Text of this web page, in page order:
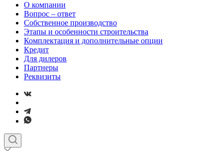
О компании
Вопрос – ответ
Собственное производство
Этапы и особенности строительства
Комплектация и дополнительные опции
Кредит
Для дилеров
Партнеры
Реквизиты